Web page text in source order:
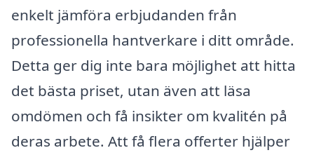
enkelt jämföra erbjudanden från
professionella hantverkare i ditt område.
Detta ger dig inte bara möjlighet att hitta
det bästa priset, utan även att läsa
omdömen och få insikter om kvalitén på
deras arbete. Att få flera offerter hjälper